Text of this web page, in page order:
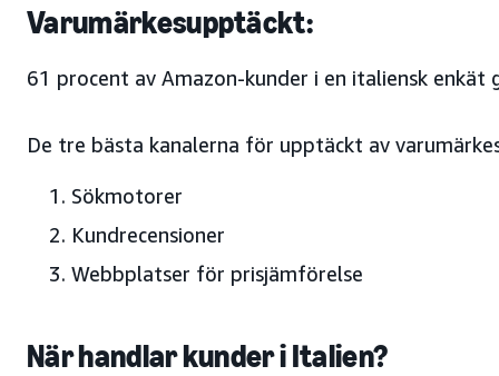
Varumärkesupptäckt:
61 procent av Amazon-kunder i en italiensk
De tre bästa kanalerna för upptäckt av
Sökmotorer
Kundrecensioner
Webbplatser för prisjämförelse
När handlar kunder i Italien?